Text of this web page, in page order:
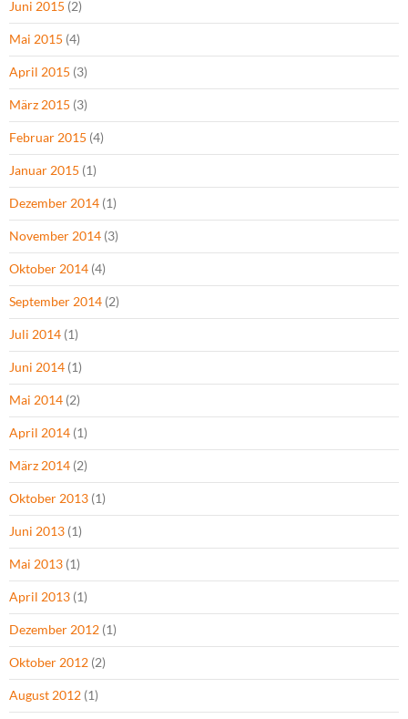
Juni 2015 (2)
Mai 2015 (4)
April 2015 (3)
März 2015 (3)
Februar 2015 (4)
Januar 2015 (1)
Dezember 2014 (1)
November 2014 (3)
Oktober 2014 (4)
September 2014 (2)
Juli 2014 (1)
Juni 2014 (1)
Mai 2014 (2)
April 2014 (1)
März 2014 (2)
Oktober 2013 (1)
Juni 2013 (1)
Mai 2013 (1)
April 2013 (1)
Dezember 2012 (1)
Oktober 2012 (2)
August 2012 (1)